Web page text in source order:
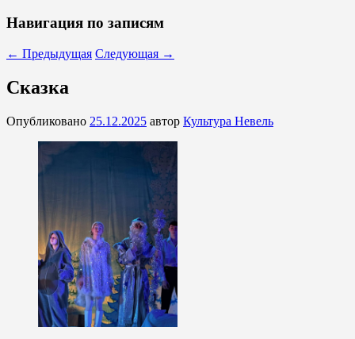
Навигация по записям
← Предыдущая Следующая →
Сказка
Опубликовано 25.12.2025 автор Культура Невель